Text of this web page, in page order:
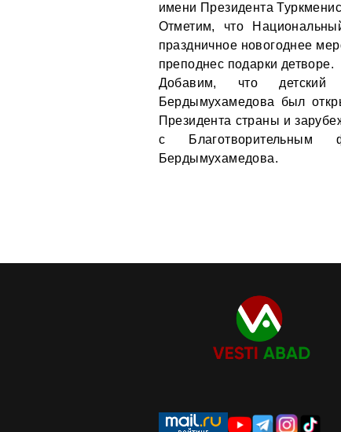
имени Президента
Отметим, что
праздничное новогоднее
преподнес подарки детворе.
Добавим, что детский
Бердымухамедова был
Президента страны и
с
Бердымухамедова.